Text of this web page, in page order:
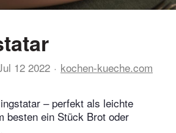
12 2022 kochen-kueche.com
– perfekt als leichte
besten ein Stück Brot oder